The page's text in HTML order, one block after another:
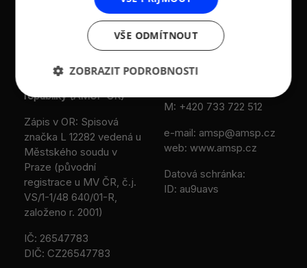
Asociace malých a
středních podniků a
živnostníků České
republiky (AMSP ČR)
Zápis v OR: Spisová
značka L 12282 vedená u
Městského soudu v
Praze (původní
registrace u MV ČR, č.j.
VS/1-1/48 640/01-R,
založeno r. 2001)
IČ: 26547783
DIČ: CZ26547783
Sokolovská 100/94
186 00 Praha 8 - Karlín
M: +420 733 722 512
e-mail: amsp@amsp.cz
web: www.amsp.cz
Datová schránka:
ID: au9uavs
VŠE ODMÍTNOUT
ZOBRAZIT PODROBNOSTI